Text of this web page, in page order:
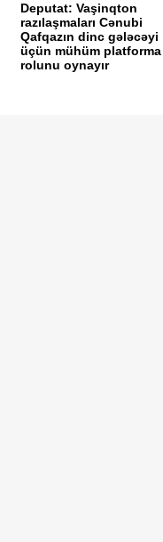
Deputat: Vaşinqton
razılaşmaları Cənubi
Qafqazın dinc gələcəyi
üçün mühüm platforma
rolunu oynayır